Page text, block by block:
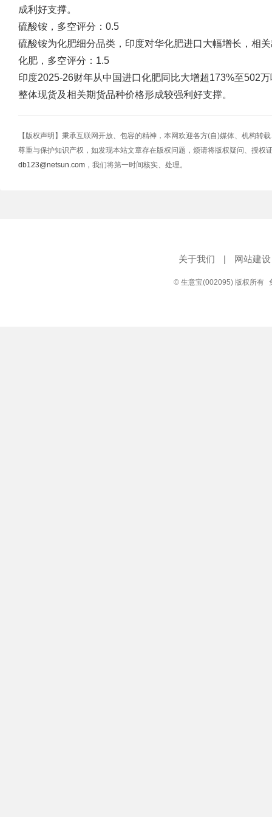
成利好支撑。
硫酸铵，多空评分：0.5
硫酸铵为化肥细分品类，印度对华化肥进口大幅增长，相
化肥，多空评分：1.5
印度2025-26财年从中国进口化肥同比大增超173%至502
整体现货及相关期货品种价格形成较强利好支撑。
【版权声明】秉承互联网开放、包容的精神，本网欢迎各方(自)媒体、机构转
尊重与保护知识产权，如发现本站文章存在版权问题，烦请将版权疑问、授权
db123@netsun.com ，我们将第一时间核实、处理。
关于我们 | 网站建设
© 生意宝(002095) 版权所有